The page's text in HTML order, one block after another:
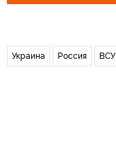
Украина Россия ВСУ